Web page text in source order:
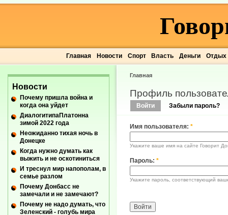
Главная Новости Спорт Власть Деньги Отдых
Главная
Профиль
Войти Забыли пароль?
Имя пользователя: *
Укажите ваше имя на сайте Говорит
Пароль: *
Укажите пароль, соответствующий
Новости
Почему пришла война и
когда она уйдет
ДиалогитипаПлатонна
зимой 2022 года
Неожиданно тихая ночь в
Донецке
Когда нужно думать как
выжить и не оскотиниться
И треснул мир напополам, в
семье разлом
Почему Донбасс не
замечали и не замечают?
Почему не надо думать, что
Зеленский - голубь мира